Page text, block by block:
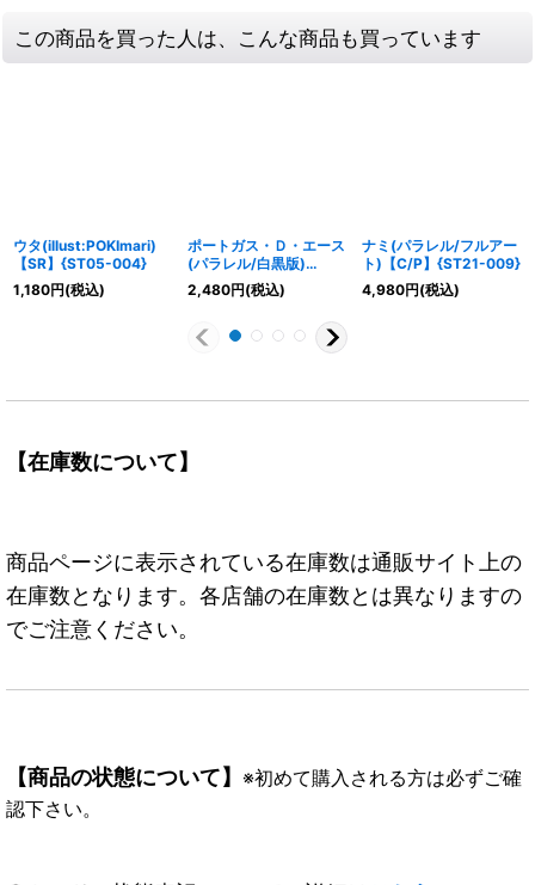
この商品を買った人は、こんな商品も買っています
ウタ(illust:POKImari)
【SR】{ST05-004}
1,180円(税込)
ポートガス・Ｄ・エース
(パラレル/白黒版)
【C/P】{ST22-010}
2,480円(税込)
ナミ(パラレル/フルアー
ト)【C/P】{ST21-009}
4,980円(税込)
【在庫数について】
商品ページに表示されている在庫数は通販サイト上の
在庫数となります。各店舗の在庫数とは異なりますの
でご注意ください。
【商品の状態について】 ※初めて購入される方は必ずご確
認下さい。